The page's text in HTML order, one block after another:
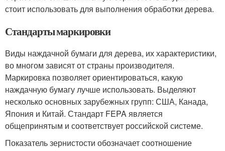
стоит использовать для выполнения обработки дерева.
Стандарты маркировки
Виды наждачной бумаги для дерева, их характеристики,
во многом зависят от страны производителя.
Маркировка позволяет ориентироваться, какую
наждачную бумагу лучше использовать. Выделяют
несколько основных зарубежных групп: США, Канада,
Япония и Китай. Стандарт FEPA является
общепринятым и соответствует российской системе.
Показатель зернистости обозначает соотношение